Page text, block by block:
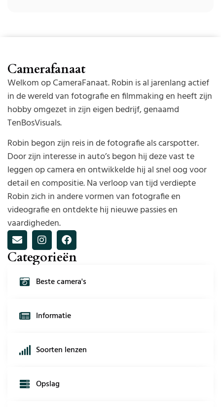
Camerafanaat
Welkom op CameraFanaat. Robin is al jarenlang actief
in de wereld van fotografie en filmmaking en heeft zijn
hobby omgezet in zijn eigen bedrijf, genaamd
TenBosVisuals.
Robin begon zijn reis in de fotografie als carspotter.
Door zijn interesse in auto’s begon hij deze vast te
leggen op camera en ontwikkelde hij al snel oog voor
detail en compositie. Na verloop van tijd verdiepte
Robin zich in andere vormen van fotografie en
videografie en ontdekte hij nieuwe passies en
vaardigheden.
Categorieën
Beste camera's
Informatie
Soorten lenzen
Opslag